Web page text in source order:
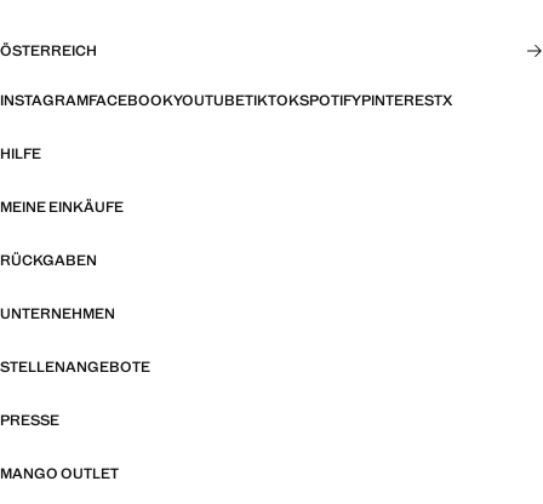
ÖSTERREICH
INSTAGRAMFACEBOOKYOUTUBETIKTOKSPOTIFYPINTERESTX
HILFE
MEINE EINKÄUFE
RÜCKGABEN
UNTERNEHMEN
STELLENANGEBOTE
PRESSE
MANGO OUTLET